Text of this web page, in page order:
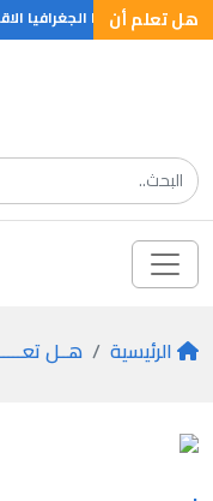
هل تعلم أن
والجو اما
الرئيسية هــل